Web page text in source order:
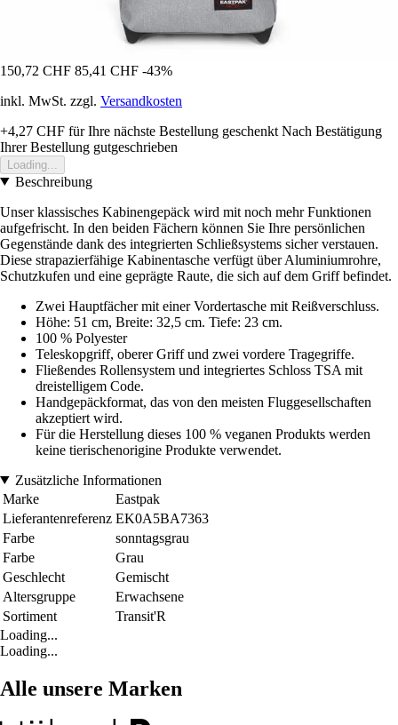
150,72 CHF 85,41 CHF -43%
inkl. MwSt. zzgl. Versandkosten
+4,27 CHF für Ihre nächste Bestellung geschenkt Nach Bestätigung
Ihrer Bestellung gutgeschrieben
Loading...
Beschreibung
Unser klassisches Kabinengepäck wird mit noch mehr Funktionen
aufgefrischt. In den beiden Fächern können Sie Ihre persönlichen
Gegenstände dank des integrierten Schließsystems sicher verstauen.
Diese strapazierfähige Kabinentasche verfügt über Aluminiumrohre,
Schutzkufen und eine geprägte Raute, die sich auf dem Griff befindet.
Zwei Hauptfächer mit einer Vordertasche mit Reißverschluss.
Höhe: 51 cm, Breite: 32,5 cm. Tiefe: 23 cm.
100 % Polyester
Teleskopgriff, oberer Griff und zwei vordere Tragegriffe.
Fließendes Rollensystem und integriertes Schloss TSA mit
dreistelligem Code.
Handgepäckformat, das von den meisten Fluggesellschaften
akzeptiert wird.
Für die Herstellung dieses 100 % veganen Produkts werden
keine tierischenorigine Produkte verwendet.
Zusätzliche Informationen
Marke
Eastpak
Lieferantenreferenz EK0A5BA7363
Farbe
sonntagsgrau
Farbe
Grau
Geschlecht
Gemischt
Altersgruppe
Erwachsene
Sortiment
Transit'R
Loading...
Loading...
Alle unsere Marken